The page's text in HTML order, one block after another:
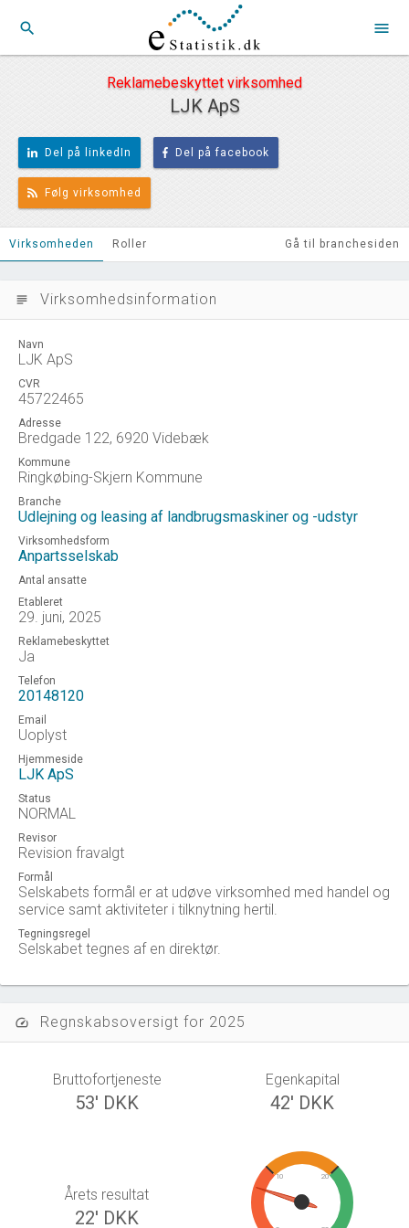
search menu
Reklamebeskyttet virksomhed
LJK ApS
Del på linkedIn Del på facebook
Følg virksomhed
Virksomheden Roller Gå til branchesiden
subject Virksomhedsinformation
Navn
LJK ApS
CVR
45722465
Adresse
Bredgade 122, 6920 Videbæk
Kommune
Ringkøbing-Skjern Kommune
Branche
Udlejning og leasing af landbrugsmaskiner og -udstyr
Virksomhedsform
Anpartsselskab
Antal ansatte
Etableret
29. juni, 2025
Reklamebeskyttet
Ja
Telefon
20148120
Email
Uoplyst
Hjemmeside
LJK ApS
Status
NORMAL
Revisor
Revision fravalgt
Formål
Selskabets formål er at udøve virksomhed med handel og
service samt aktiviteter i tilknytning hertil.
Tegningsregel
Selskabet tegnes af en direktør.
speed Regnskabsoversigt for 2025
Bruttofortjeneste
53' DKK
Egenkapital
42' DKK
Årets resultat
22' DKK
10 20